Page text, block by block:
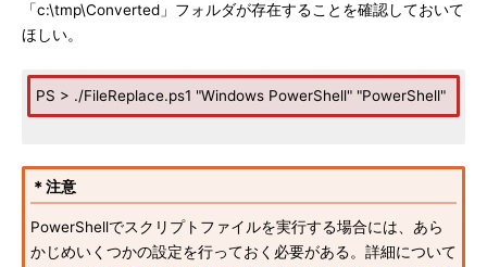
「c:\tmp\Converted」フォルダが存在することを確認しておいて
ほしい。
PS > ./FileReplace.ps1 "Windows PowerShell" "PowerShell"
＊注意
PowerShellでスクリプトファイルを実行する場合には、あら
かじめいくつかの設定を行っておく必要がある。詳細について